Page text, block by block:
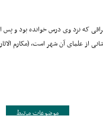
که نزد وی درس خوانده بود و
موضوعات مرتبط